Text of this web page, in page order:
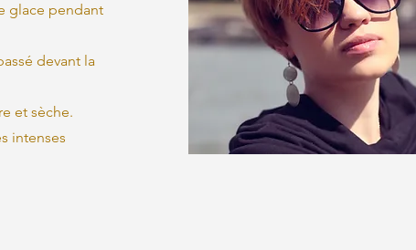
glace pendant
devant la
et sèche.
intenses